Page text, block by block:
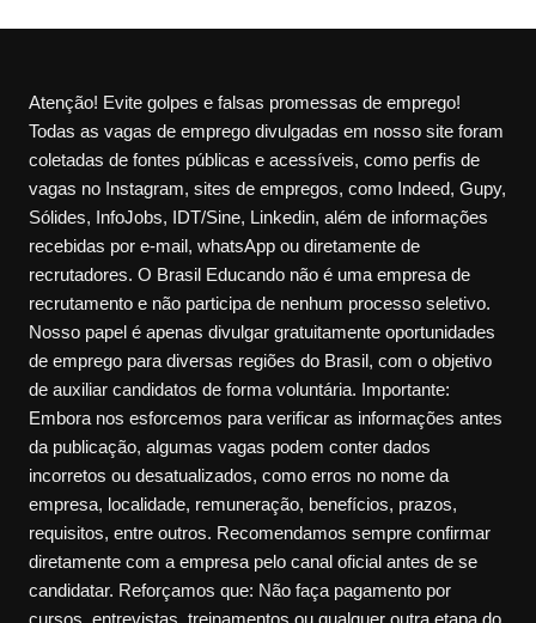
Atenção! Evite golpes e falsas promessas de emprego!
Todas as vagas de emprego divulgadas em nosso site foram
coletadas de fontes públicas e acessíveis, como perfis de
vagas no Instagram, sites de empregos, como Indeed, Gupy,
Sólides, InfoJobs, IDT/Sine, Linkedin, além de informações
recebidas por e-mail, whatsApp ou diretamente de
recrutadores. O Brasil Educando não é uma empresa de
recrutamento e não participa de nenhum processo seletivo.
Nosso papel é apenas divulgar gratuitamente oportunidades
de emprego para diversas regiões do Brasil, com o objetivo
de auxiliar candidatos de forma voluntária. Importante:
Embora nos esforcemos para verificar as informações antes
da publicação, algumas vagas podem conter dados
incorretos ou desatualizados, como erros no nome da
empresa, localidade, remuneração, benefícios, prazos,
requisitos, entre outros. Recomendamos sempre confirmar
diretamente com a empresa pelo canal oficial antes de se
candidatar. Reforçamos que: Não faça pagamento por
cursos, entrevistas, treinamentos ou qualquer outra etapa do